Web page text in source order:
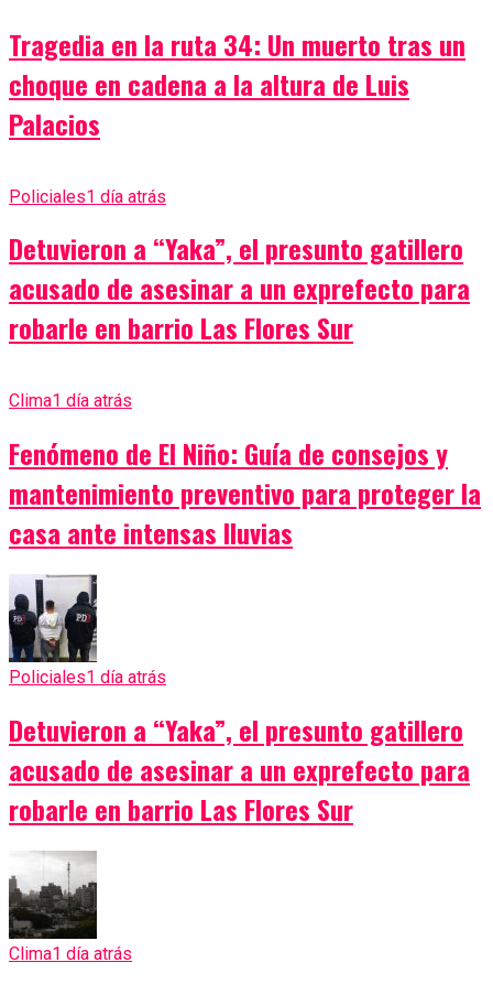
Tragedia en la ruta 34: Un muerto tras un
choque en cadena a la altura de Luis
Palacios
Policiales1 día atrás
Detuvieron a “Yaka”, el presunto gatillero
acusado de asesinar a un exprefecto para
robarle en barrio Las Flores Sur
Clima1 día atrás
Fenómeno de El Niño: Guía de consejos y
mantenimiento preventivo para proteger la
casa ante intensas lluvias
Policiales1 día atrás
Detuvieron a “Yaka”, el presunto gatillero
acusado de asesinar a un exprefecto para
robarle en barrio Las Flores Sur
Clima1 día atrás